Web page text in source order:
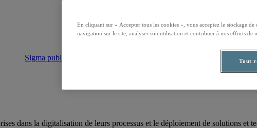
Sigma publie son bilan carbone annuel
dans la digitalisation de leurs processus et le déploiement de solutions et
En cliquant sur « Accepter tous les cookies », vous acceptez le stockage
navigation sur le site, analyser son utilisation et contribuer à nos efforts de
Tout